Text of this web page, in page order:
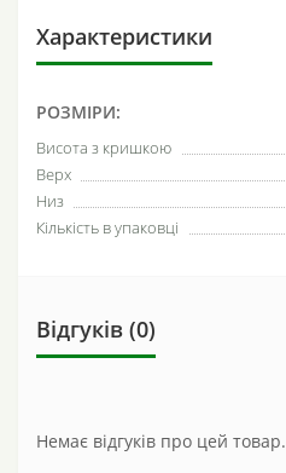
Характеристики
РОЗМІРИ:
Висота з кришкою
Верх
Низ
Кількість в упаковці
Відгуків (0)
Немає відгуків про цей товар.